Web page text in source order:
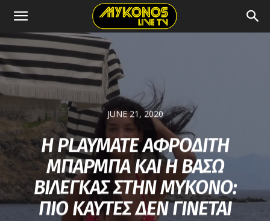
JUNE 21, 2020
Η PLAYMATE ΑΦΡΟΔΙΤΗ
ΜΠΑΡΜΠΑ ΚΑΙ H ΒΑΣΩ
ΒΙΛΕΓΚΑΣ ΣΤΗΝ ΜΥΚΟΝΟ:
ΠΙΟ ΚΑΥΤΕΣ ΔΕΝ ΓΙΝΕΤΑΙ